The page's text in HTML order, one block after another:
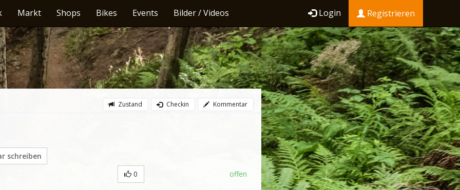
Markt Shops Bikes Events Bilder / Videos Login Registrieren
Zustand Checkin Kommentar
0 offen
schreiben